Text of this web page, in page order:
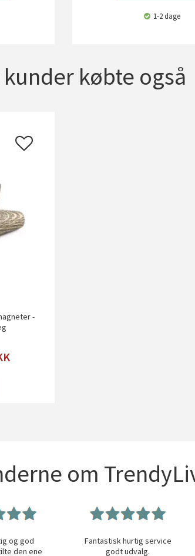
1-2 dage
købte også
-
om
og god
den ene
Fantastisk hurtig service
godt udvalg.